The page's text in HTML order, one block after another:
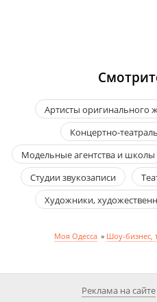
Артисты оригинального
Концертно-
Модельные агентства и школы
Студии звукозаписи
Художники,
Моя Одесса » Шоу-бизнес,
Реклама на сайте